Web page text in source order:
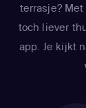
terrasje?
toch liever
app. Je kijkt